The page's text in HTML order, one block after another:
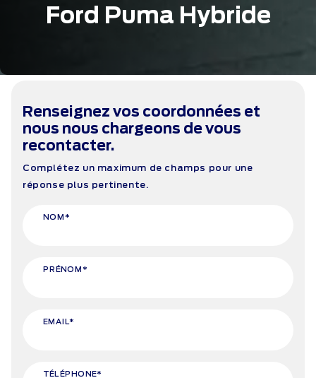
Ford Puma Hybride
Renseignez vos coordonnées et
nous nous chargeons de vous
recontacter.
Complétez un maximum de champs pour une
réponse plus pertinente.
NOM*
PRÉNOM*
EMAIL*
TÉLÉPHONE*